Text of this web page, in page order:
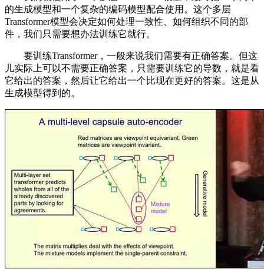
的生成模型和一个复杂的编码模型配合使用。这个多层
Transformer模型会决定如何处理一致性、如何组织不同的部
件，我们只需要想办法训练它就行。
要训练Transformer，一般来说我们需要有正确答案。但这
儿实际上可以不需要正确答案，只需要训练它的导数，就是看
它给出的答案，然后让它给出一个比现在更好的答案。这是从
生成模型得到的。